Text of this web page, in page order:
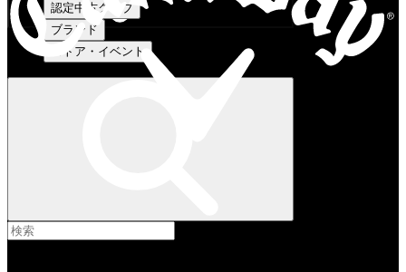
認定中古クラブ
ブランド
ストア・イベント